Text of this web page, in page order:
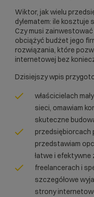
Wiktor, jak wielu
dylematem: ile
Czy musi
obciążyć budżet jego
rozwiązania, które
internetowej bez
Dzisiejszy wpis
właścicielach
sieci, omawiam
skuteczne
przedsiębiorcach
przedstawiam
łatwe i
freelancerach i
szczegółowe
strony